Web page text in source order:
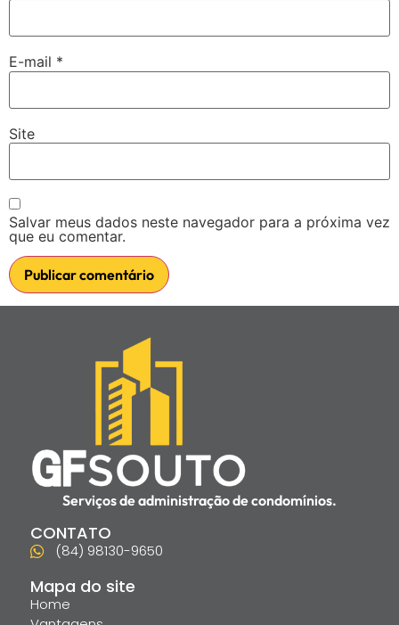
E-mail *
Site
Salvar meus dados neste navegador para a próxima vez
que eu comentar.
Serviços de administração de condomínios.
CONTATO
(84) 98130-9650
Mapa do site
Home